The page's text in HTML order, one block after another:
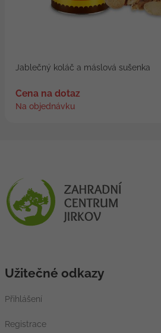
Jablečný koláč a máslová sušenka
Cena na dotaz
Na objednávku
Užitečné odkazy
Přihlášení
Registrace